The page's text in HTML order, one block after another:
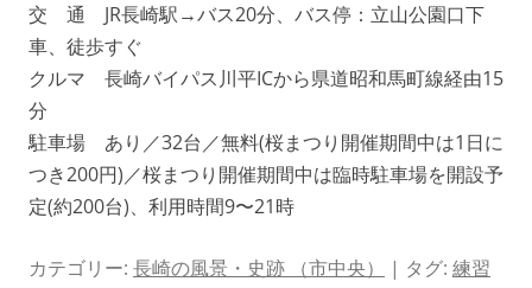
交 通 JR長崎駅→バス20分、バス停：立山公園口下
車、徒歩すぐ
クルマ 長崎バイパス川平ICから県道昭和馬町線経由15
分
駐車場 あり／32台／無料(桜まつり開催期間中は1日に
つき200円)／桜まつり開催期間中は臨時駐車場を開設予
定(約200台)、利用時間9〜21時
カテゴリー: 長崎の風景・史跡 （市中央） | タグ: 練習